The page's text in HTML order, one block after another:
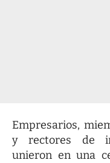
Empresarios,
y rectores de
unieron en una